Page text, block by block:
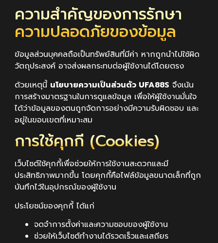
ความสำคัญของการรักษา
ความปลอดภัยของข้อมูล
ข้อมูลส่วนบุคคลถือเป็นทรัพย์สินที่มีค่า หากถูกนำไปใช้ผิด
วัตถุประสงค์ อาจส่งผลกระทบต่อผู้ใช้งานได้โดยตรง
ด้วยเหตุนี้ นโยบายความเป็นส่วนตัว UFA88S จึงเน้น
การสร้างมาตรฐานในการดูแลข้อมูล เพื่อให้ผู้ใช้งานมั่นใจ
ได้ว่าข้อมูลของตนถูกจัดการอย่างมีความรับผิดชอบ และ
อยู่ในขอบเขตที่เหมาะสม
การใช้คุกกี้ (Cookies)
เว็บไซต์ใช้คุกกี้เพื่อช่วยให้การใช้งานสะดวกและมี
ประสิทธิภาพมากขึ้น โดยคุกกี้คือไฟล์ข้อมูลขนาดเล็กที่ถูก
บันทึกไว้ในอุปกรณ์ของผู้ใช้งาน
ประโยชน์ของคุกกี้ ได้แก่
จดจำการตั้งค่าและความชอบของผู้ใช้งาน
ช่วยให้เว็บไซต์ทำงานได้รวดเร็วและเสถียร